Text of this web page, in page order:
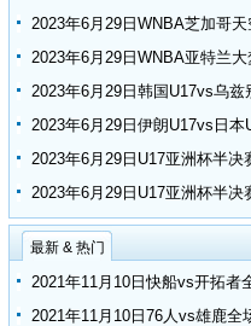
最新 & 热门